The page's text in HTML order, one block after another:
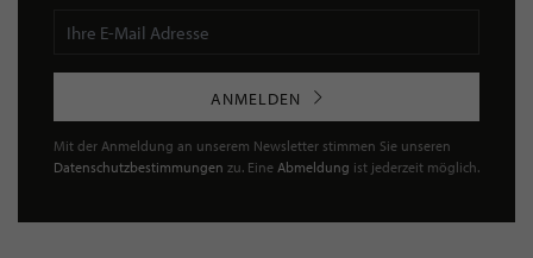
ANMELDEN
Mit der Anmeldung an unserem Newsletter stimmen Sie unseren
Datenschutzbestimmungen zu. Eine Abmeldung ist jederzeit möglich.